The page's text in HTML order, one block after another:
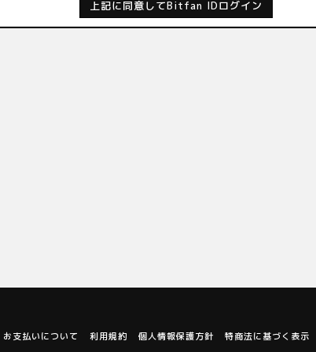
上記に同意してBitfan IDログイン
お支払いについて 利用規約 個人情報保護方針 特商法に基づく表示